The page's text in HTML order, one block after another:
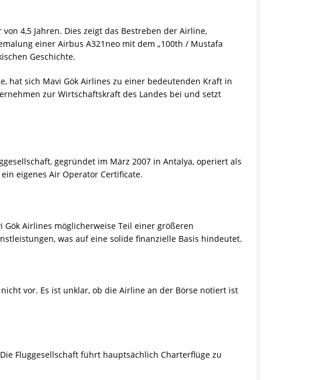
4,5 Jahren. Dies zeigt das Bestreben der Airline,
einer Airbus A321neo mit dem „100th / Mustafa
Geschichte.
hat sich Mavi Gök Airlines zu einer bedeutenden Kraft in
zur Wirtschaftskraft des Landes bei und setzt
gegründet im März 2007 in Antalya, operiert als
eigenes Air Operator Certificate.
Airlines möglicherweise Teil einer größeren
was auf eine solide finanzielle Basis hindeutet.
vor. Es ist unklar, ob die Airline an der Börse notiert ist
Fluggesellschaft führt hauptsächlich Charterflüge zu